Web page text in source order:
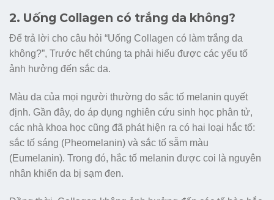
2. Uống Collagen có trắng da không?
Để trả lời cho câu hỏi “Uống Collagen có làm trắng da
không?”, Trước hết chúng ta phải hiểu được các yếu tố
ảnh hưởng đến sắc da.
Màu da của mọi người thường do sắc tố melanin quyết
định. Gần đây, do áp dụng nghiên cứu sinh học phân tử,
các nhà khoa học cũng đã phát hiện ra có hai loại hắc tố:
sắc tố sáng (Pheomelanin) và sắc tố sẫm màu
(Eumelanin). Trong đó, hắc tố melanin được coi là nguyên
nhân khiến da bị sạm đen.